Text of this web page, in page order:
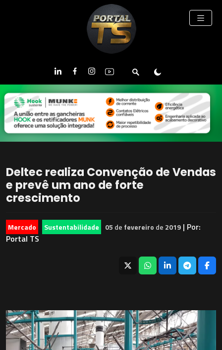
Deltec realiza Convenção de Vendas
e prevê um ano de forte
crescimento
Mercado Sustentabilidade 05 de fevereiro de 2019 | Por:
Portal TS